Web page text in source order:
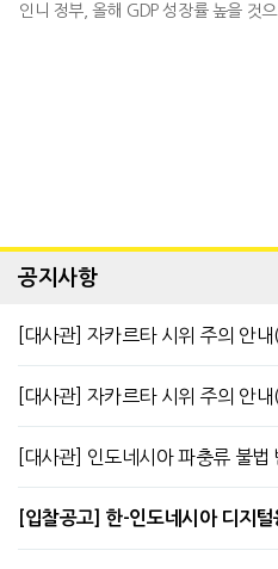
인니 정부, 올해 GDP 성장률 높을 것
공지사항
[대사관] 자카르타 시위 주의 안
[대사관] 자카르타 시위 주의 안
[대사관] 인도네시아 파충류 불
[입찰공고] 한-인도네시아 디지털